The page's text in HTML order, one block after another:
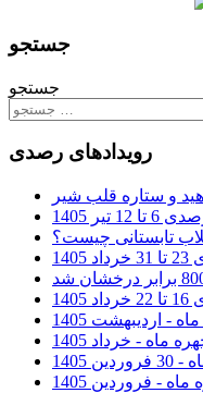
جستجو
جستجو
رویدادهای رصدی
و ستاره قلب شیر
تیر 1405
تابستانی چیست؟
- اردیبهشت 1405
ماه - خرداد 1405
- فروردین 1405